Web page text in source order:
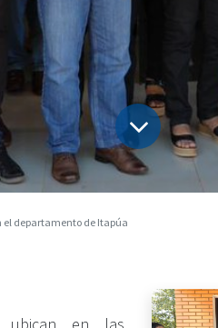
el departamento de Itapúa